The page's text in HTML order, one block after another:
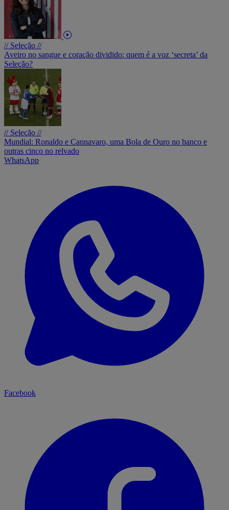
// Seleção //
Aveiro no sangue e coração dividido: quem é a voz ‘secreta’ da
Seleção?
// Seleção //
Mundial: Ronaldo e Cannavaro, uma Bola de Ouro no banco e
outras cinco no relvado
WhatsApp
Facebook